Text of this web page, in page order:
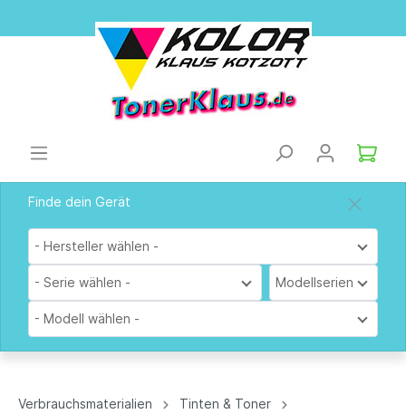
Finde dein Gerät
- Hersteller wählen -
- Serie wählen - Modellserien
- Modell wählen -
Verbrauchsmaterialien
Tinten & Toner